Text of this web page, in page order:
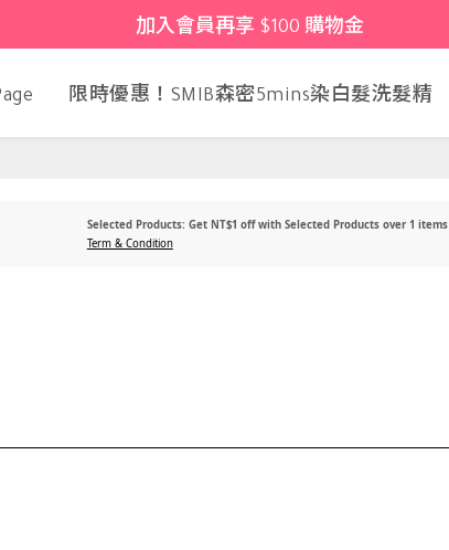
加入會員再享 $100 購物金
限時優惠！SMIB森密5mins染白髮洗髮精
Selected Products: Get NT$1 off with Selected Products over 1 items
Term & Condition